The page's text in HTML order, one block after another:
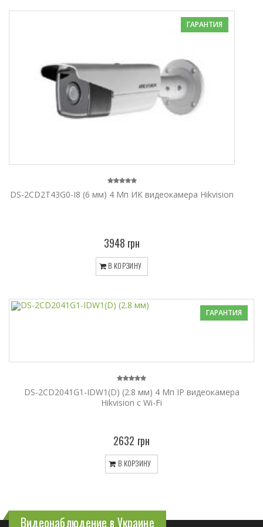
ГАРАНТИЯ
DS-2CD2T43G0-I8 (6 мм) 4 Мп ИК видеокамера Hikvision
3948 грн
В КОРЗИНУ
ГАРАНТИЯ
DS-2CD2041G1-IDW1(D) (2.8 мм) 4 Мп IP видеокамера
Hikvision c Wi-Fi
2632 грн
В КОРЗИНУ
Видеонаблюдение в Украине